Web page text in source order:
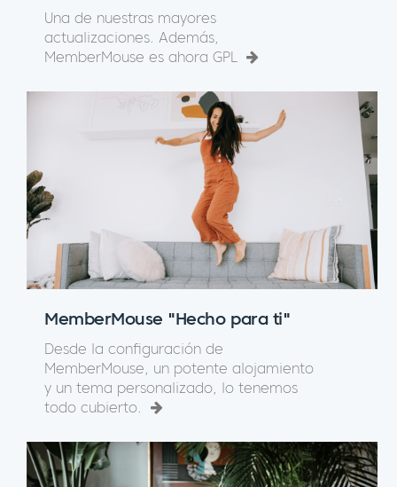
Una de nuestras mayores
actualizaciones. Además,
MemberMouse es ahora GPL
MemberMouse "Hecho para ti"
Desde la configuración de
MemberMouse, un potente alojamiento
y un tema personalizado, lo tenemos
todo cubierto.